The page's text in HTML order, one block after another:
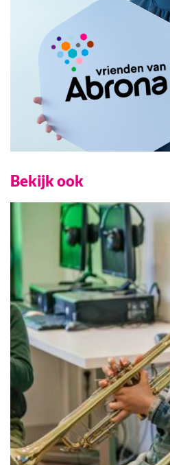
Bekijk ook